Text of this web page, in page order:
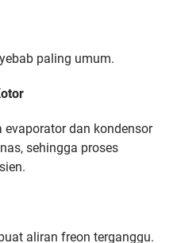
paling umum.
dan kondensor
sehingga proses
aliran freon terganggu.